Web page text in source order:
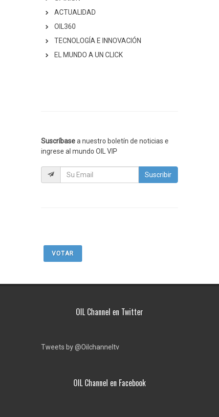
ACTUALIDAD
OIL360
TECNOLOGÍA E INNOVACIÓN
EL MUNDO A UN CLICK
Suscríbasea nuestro boletín de noticias e
ingrese al mundo OIL VIP
Suscribir
VOTAR
OIL Channel en Twitter
Tweets by @Oilchanneltv
OIL Channel en Facebook